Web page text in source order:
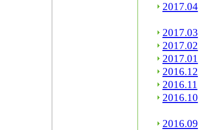
2017.04
2017.03
2017.02
2017.01
2016.12
2016.11
2016.10
2016.09